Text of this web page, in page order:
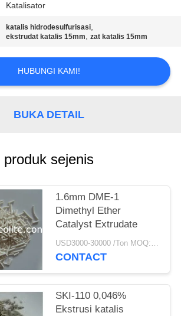
Katalisator
katalis hidrodesulfurisasi,
ekstrudat katalis 15mm,zat katalis 15mm
HUBUNGI KAMI!
BUKA DETAIL
produk sejenis
1.6mm DME-1
Dimethyl Ether
Catalyst Extrudate
USD3000-30000 /Ton MOQ:1 KG
CONTACT
SKI-110 0,046%
Ekstrusi katalis